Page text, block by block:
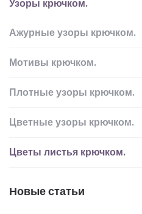
Узоры крючком.
Ажурные узоры крючком.
Мотивы крючком.
Плотные узоры крючком.
Цветные узоры крючком.
Цветы листья крючком.
Новые статьи